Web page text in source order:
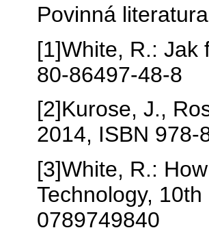
Povinná
[1]White, R.: Jak
80-86497-48-8
[2]Kurose, J.,
2014, ISBN 978-
[3]White, R.:
Technology,
0789749840